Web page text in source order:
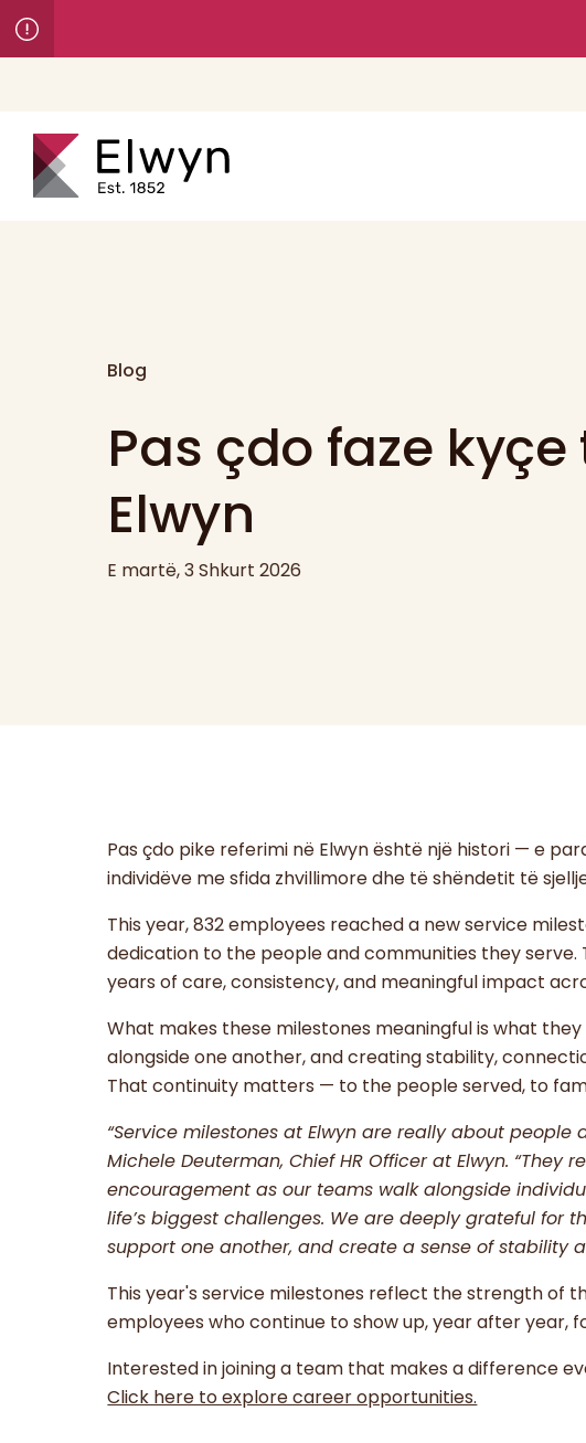
Blog
Pas çdo faze kyçe
Elwyn
E martë, 3 Shkurt 2026
Pas çdo pike referimi në Elwyn është një histori — e
individëve me sfida zhvillimore dhe të shëndetit të
This year, 832 employees reached a new service
dedication to the people and communities they
years of care, consistency, and meaningful impact
What makes these milestones meaningful is what
alongside one another, and creating stability,
That continuity matters — to the people served, to
“Service milestones at Elwyn are really about
Michele Deuterman, Chief HR Officer at Elwyn.
encouragement as our teams walk alongside
life’s biggest challenges. We are deeply grateful for
support one another, and create a sense of stability
This year's service milestones reflect the strength of
employees who continue to show up, year after year,
Interested in joining a team that makes a difference
Click here to explore career opportunities.